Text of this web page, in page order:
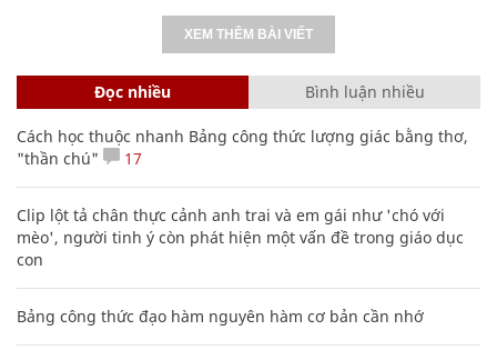
XEM THÊM BÀI VIẾT
Đọc nhiều Bình luận nhiều
Cách học thuộc nhanh Bảng công thức lượng giác bằng thơ,
"thần chú"
17
Clip lột tả chân thực cảnh anh trai và em gái như 'chó với
mèo', người tinh ý còn phát hiện một vấn đề trong giáo dục
con
Bảng công thức đạo hàm nguyên hàm cơ bản cần nhớ